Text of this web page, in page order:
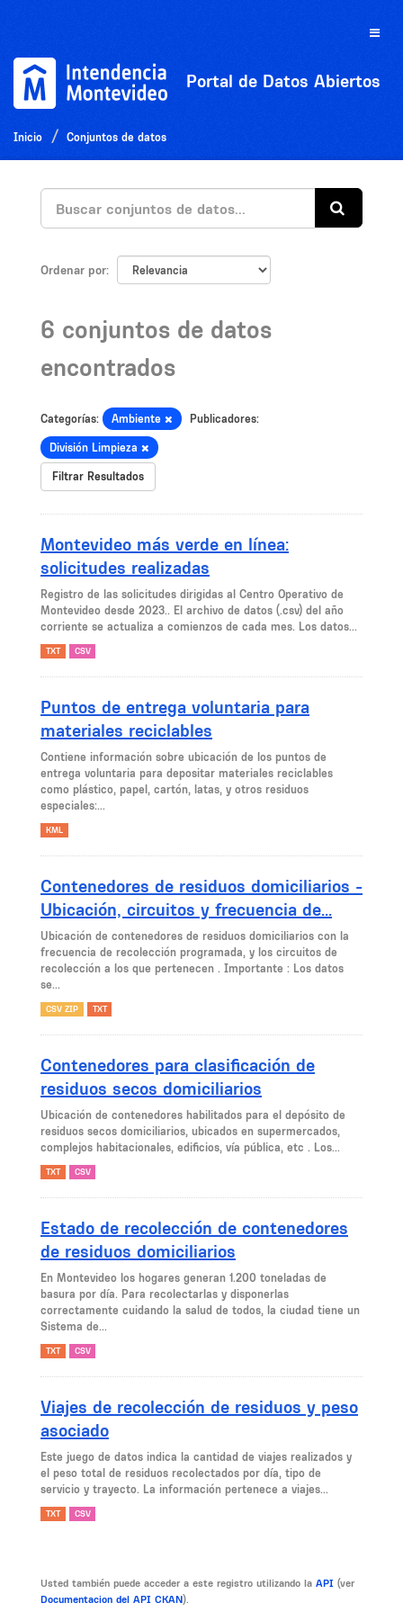
Toggle
Portal de Datos Abiertos
Inicio Conjuntos de datos
Ordenar por
6 conjuntos de datos
encontrados
Categorías: Ambiente Publicadores:
División Limpieza
Filtrar Resultados
Montevideo más verde en línea:
solicitudes realizadas
Registro de las solicitudes dirigidas al Centro Operativo de
Montevideo desde 2023.. El archivo de datos (.csv) del año
corriente se actualiza a comienzos de cada mes. Los datos...
TXT CSV
Puntos de entrega voluntaria para
materiales reciclables
Contiene información sobre ubicación de los puntos de
entrega voluntaria para depositar materiales reciclables
como plástico, papel, cartón, latas, y otros residuos
especiales:...
KML
Contenedores de residuos domiciliarios -
Ubicación, circuitos y frecuencia de...
Ubicación de contenedores de residuos domiciliarios con la
frecuencia de recolección programada, y los circuitos de
recolección a los que pertenecen . Importante : Los datos
se...
CSV ZIP TXT
Contenedores para clasificación de
residuos secos domiciliarios
Ubicación de contenedores habilitados para el depósito de
residuos secos domiciliarios, ubicados en supermercados,
complejos habitacionales, edificios, vía pública, etc . Los...
TXT CSV
Estado de recolección de contenedores
de residuos domiciliarios
En Montevideo los hogares generan 1.200 toneladas de
basura por día. Para recolectarlas y disponerlas
correctamente cuidando la salud de todos, la ciudad tiene un
Sistema de...
TXT CSV
Viajes de recolección de residuos y peso
asociado
Este juego de datos indica la cantidad de viajes realizados y
el peso total de residuos recolectados por día, tipo de
servicio y trayecto. La información pertenece a viajes...
TXT CSV
Usted también puede acceder a este registro utilizando la API (ver
Documentacion del API CKAN).